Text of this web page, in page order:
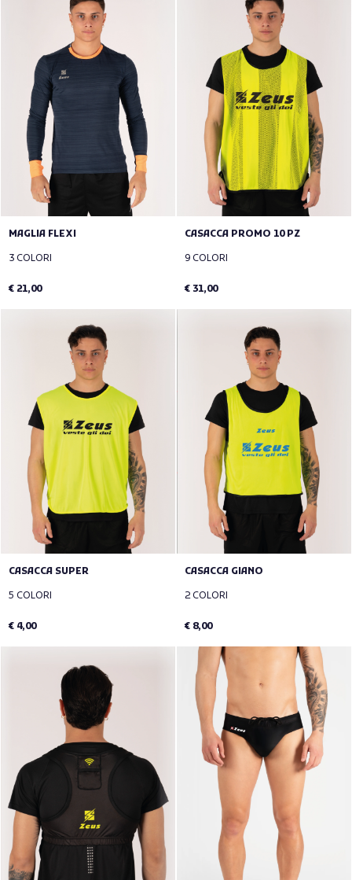
MAGLIA FLEXI
3 COLORI
€ 21,00
CASACCA PROMO 10 PZ
9 COLORI
€ 31,00
CASACCA SUPER
5 COLORI
€ 4,00
CASACCA GIANO
2 COLORI
€ 8,00